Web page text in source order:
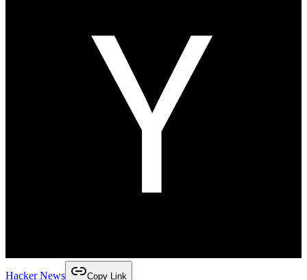
Hacker News Copy Link